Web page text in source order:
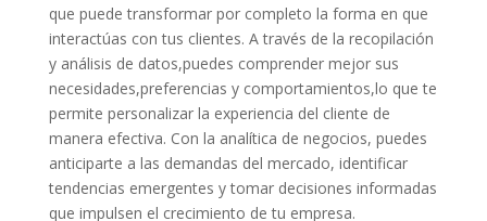
que ⁤puede transformar por completo la forma​ en que
interactúas con​ tus clientes. A través de la recopilación
y análisis de datos,puedes comprender‌ mejor⁢ sus
necesidades,preferencias⁤ y ⁤comportamientos,lo que te
permite personalizar la⁢ experiencia del cliente de
manera​ efectiva.⁤ Con la analítica de negocios, puedes
anticiparte a las‌ demandas del ​mercado, identificar
tendencias emergentes y tomar decisiones ‌informadas
que ⁢impulsen el crecimiento de tu empresa.